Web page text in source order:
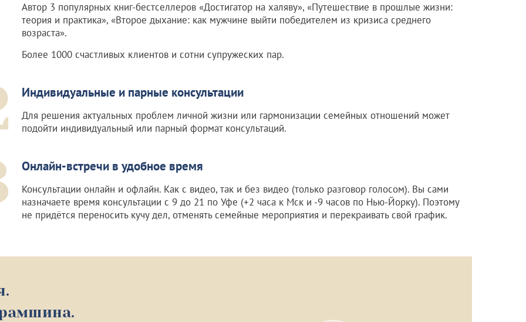
Автор 3 популярных книг-бестселлеров «Достигатор на халяву», «Путешествие в прошлые жизни:
теория и практика», «Второе дыхание: как мужчине выйти победителем из кризиса среднего
возраста».
Более 1000 счастливых клиентов и сотни супружеских пар.
Индивидуальные и парные консультации
Для решения актуальных проблем личной жизни или гармонизации семейных отношений может
подойти индивидуальный или парный формат консультаций.
Онлайн-встречи в удобное время
Консультации онлайн и офлайн. Как с видео, так и без видео (только разговор голосом). Вы сами
назначаете время консультации с 9 до 21 по Уфе (+2 часа к Мск и -9 часов по Нью-Йорку). Поэтому
не придётся переносить кучу дел, отменять семейные мероприятия и перекраивать свой график.